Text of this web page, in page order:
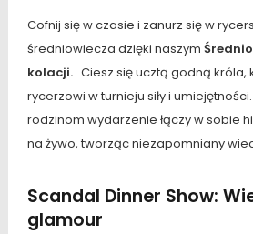
Cofnij się w czasie i zanurz się w
średniowiecza dzięki naszym
kolacji. . Ciesz się ucztą godną
rycerzowi w turnieju siły i
rodzinom wydarzenie łączy w sobie
na żywo, tworząc niezapomniany
Scandal Dinner Show:
glamour